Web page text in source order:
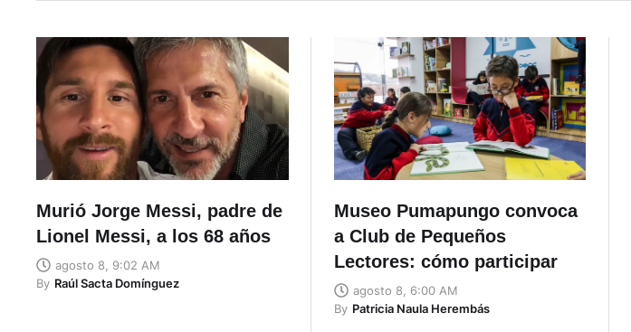
Murió Jorge Messi, padre de
Lionel Messi, a los 68 años
agosto 8, 9:02 AM
By Raúl Sacta Domínguez
Museo Pumapungo convoca
a Club de Pequeños
Lectores: cómo participar
agosto 8, 6:00 AM
By Patricia Naula Herembás